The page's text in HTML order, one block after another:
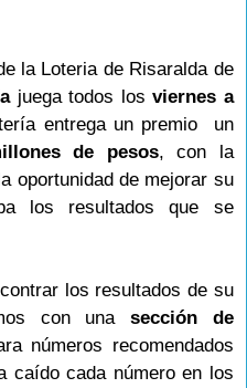
la Loteria de Risaralda de
juega todos losviernes a
entrega un premio un
de pesos, con la
oportunidad de mejorar su
los resultados que se
los resultados de su
con una sección de
números recomendados
caído cada número en los